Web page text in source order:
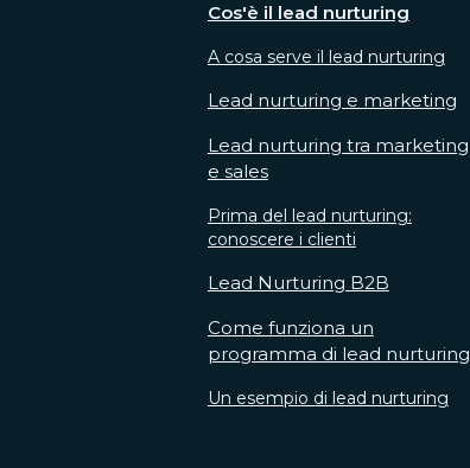
Cos'è il lead nurturing
A cosa serve il lead nurturing
Lead nurturing e marketing
Lead nurturing tra marketing
e sales
Prima del lead nurturing:
conoscere i clienti
Lead Nurturing B2B
Come funziona un
programma di lead nurturing
Un esempio di lead nurturing